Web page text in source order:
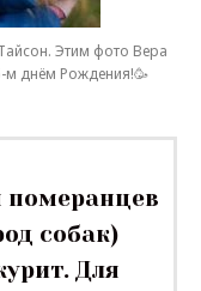
Этим фото Вера
м днём Рождения!🥳
померанцев
собак)
Для